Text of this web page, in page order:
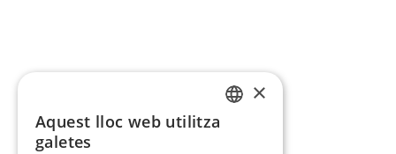
×
Aquest lloc web utilitza
galetes